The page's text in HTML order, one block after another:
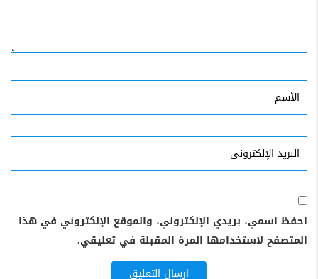
الأسم
البريد
الإلكترونى
احفظ اسمي، بريدي الإلكتروني، والموقع الإلكتروني في هذا
المتصفح لاستخدامها المرة المقبلة في تعليقي.